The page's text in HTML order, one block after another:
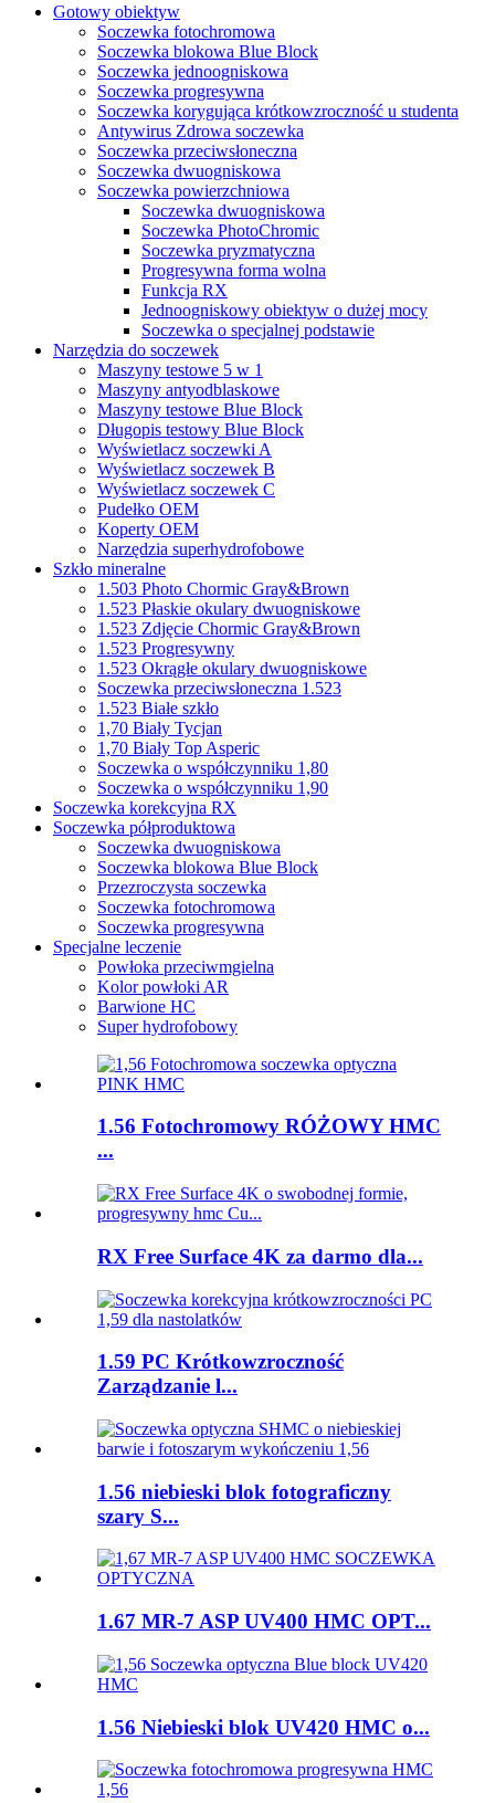
Gotowy obiektyw
Soczewka fotochromowa
Soczewka blokowa Blue Block
Soczewka jednoogniskowa
Soczewka progresywna
Soczewka korygująca krótkowzroczność u studenta
Antywirus Zdrowa soczewka
Soczewka przeciwsłoneczna
Soczewka dwuogniskowa
Soczewka powierzchniowa
Soczewka dwuogniskowa
Soczewka PhotoChromic
Soczewka pryzmatyczna
Progresywna forma wolna
Funkcja RX
Jednoogniskowy obiektyw o dużej mocy
Soczewka o specjalnej podstawie
Narzędzia do soczewek
Maszyny testowe 5 w 1
Maszyny antyodblaskowe
Maszyny testowe Blue Block
Długopis testowy Blue Block
Wyświetlacz soczewki A
Wyświetlacz soczewek B
Wyświetlacz soczewek C
Pudełko OEM
Koperty OEM
Narzędzia superhydrofobowe
Szkło mineralne
1.503 Photo Chormic Gray&Brown
1.523 Płaskie okulary dwuogniskowe
1.523 Zdjęcie Chormic Gray&Brown
1.523 Progresywny
1.523 Okrągłe okulary dwuogniskowe
Soczewka przeciwsłoneczna 1.523
1.523 Białe szkło
1,70 Biały Tycjan
1,70 Biały Top Asperic
Soczewka o współczynniku 1,80
Soczewka o współczynniku 1,90
Soczewka korekcyjna RX
Soczewka półproduktowa
Soczewka dwuogniskowa
Soczewka blokowa Blue Block
Przezroczysta soczewka
Soczewka fotochromowa
Soczewka progresywna
Specjalne leczenie
Powłoka przeciwmgielna
Kolor powłoki AR
Barwione HC
Super hydrofobowy
1.56 Fotochromowy RÓŻOWY HMC
...
RX Free Surface 4K za darmo dla...
1.59 PC Krótkowzroczność
Zarządzanie l...
1.56 niebieski blok fotograficzny
szary S...
1.67 MR-7 ASP UV400 HMC OPT...
1.56 Niebieski blok UV420 HMC o...